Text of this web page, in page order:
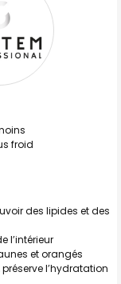
froid
des lipides et des
l’intérieur
et orangés
l’hydratation